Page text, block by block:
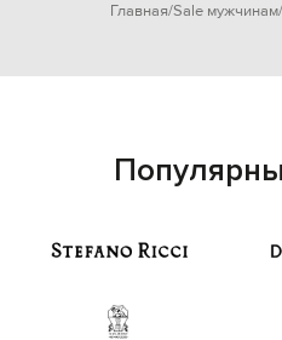
Главная Sale мужчинам